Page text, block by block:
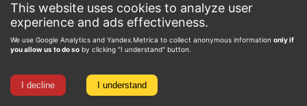
This website uses cookies to analyze user
experience and ads effectiveness.
We use Google Analytics and Yandex.Metrica to collect anonymous information only if
you allow us to do so by clicking "I understand" button.
I decline I understand
Hapetustila -2, 0, 1, 2